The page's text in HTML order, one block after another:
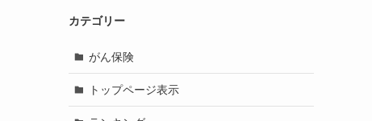
カテゴリー
がん保険
トップページ表示